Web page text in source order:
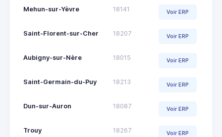
Mehun-sur-Yèvre 18141 Voir ERP
Saint-Florent-sur-Cher 18207 Voir ERP
Aubigny-sur-Nère 18015 Voir ERP
Saint-Germain-du-Puy 18213 Voir ERP
Dun-sur-Auron 18087 Voir ERP
Trouy 18267 Voir ERP